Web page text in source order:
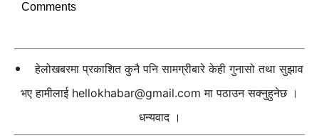
Comments
हेलोखबरमा प्रकाशित कुनै पनि सामग्रीबारे केही गुनासो तथा सुझाव
भए हामीलाई hellokhabar@gmail.com मा पठाउन सक्नुहुनेछ ।
धन्यवाद ।